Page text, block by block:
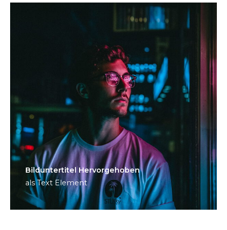
Bild­unter­titel Hervorgehoben
als Text Element